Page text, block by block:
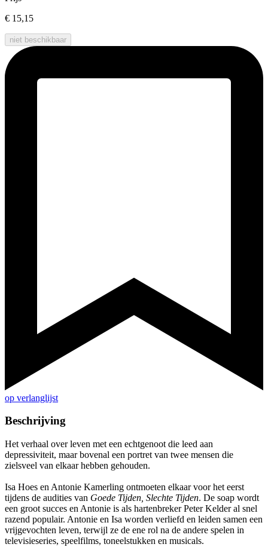
€ 15,15
niet beschikbaar
op verlanglijst
Beschrijving
Het verhaal over leven met een echtgenoot die leed aan
depressiviteit, maar bovenal een portret van twee mensen die
zielsveel van elkaar hebben gehouden.
Isa Hoes en Antonie Kamerling ontmoeten elkaar voor het eerst
tijdens de audities van Goede Tijden, Slechte Tijden. De soap wordt
een groot succes en Antonie is als hartenbreker Peter Kelder al snel
razend populair. Antonie en Isa worden verliefd en leiden samen een
vrijgevochten leven, terwijl ze de ene rol na de andere spelen in
televisieseries, speelfilms, toneelstukken en musicals.